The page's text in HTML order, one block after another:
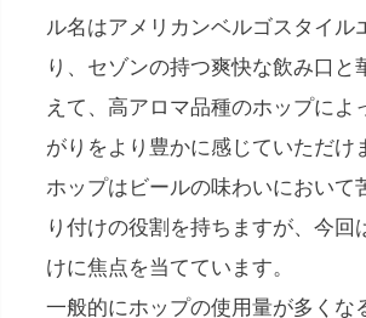
ル名はアメリカンベルゴスタイル
り、セゾンの持つ爽快な飲み口と
えて、高アロマ品種のホップによ
がりをより豊かに感じていただけ
ホップはビールの味わいにおいて
り付けの役割を持ちますが、今回
けに焦点を当てています。
一般的にホップの使用量が多くな